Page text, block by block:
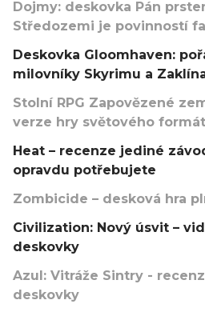
Dojmy: deskovka Pán
Středozemi je povinností
Deskovka Gloomhaven:
milovníky Skyrimu a
Stolní RPG Zapovězené
verze hry světového
Heat – recenze jediné
opravdu potřebujete
Zombicide – desková hra
Civilization: Nový úsvit –
deskovky
Azul: Vitráže Sintry -
deskovky